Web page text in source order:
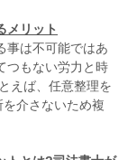
メリット
事は不可能ではあ
つもない労力と時
えば、任意整理を
介さないため複